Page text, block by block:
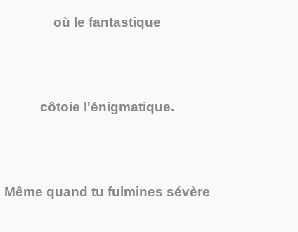
où le fantastique
côtoie l'énigmatique.
Même quand tu fulmines sévère